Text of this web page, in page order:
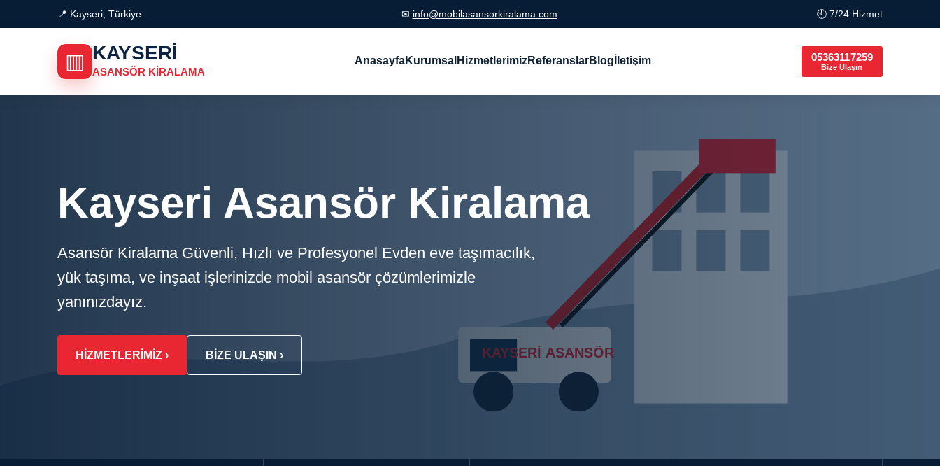
📍 Kayseri, Türkiye ✉ info@mobilasansorkiralama.com 🕘 7/24 Hizmet
▥ KAYSERI
ASANSÖR KIRALAMA
AnasayfaKurumsal HizmetlerimizReferanslarBlog İletişim 05363117259
Bize Ulaşın
Kayseri Asansör Kiralama
Asansör Kiralama Güvenli, Hızlı ve Profesyonel Evden eve taşımacılık,
yük taşıma, ve inşaat işlerinizde mobil asansör çözümlerimizle
yanınızdayız.
HIZMETLERIMIZ › BIZE ULAŞIN ›